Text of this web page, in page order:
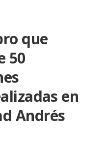
que
50
en
Andrés